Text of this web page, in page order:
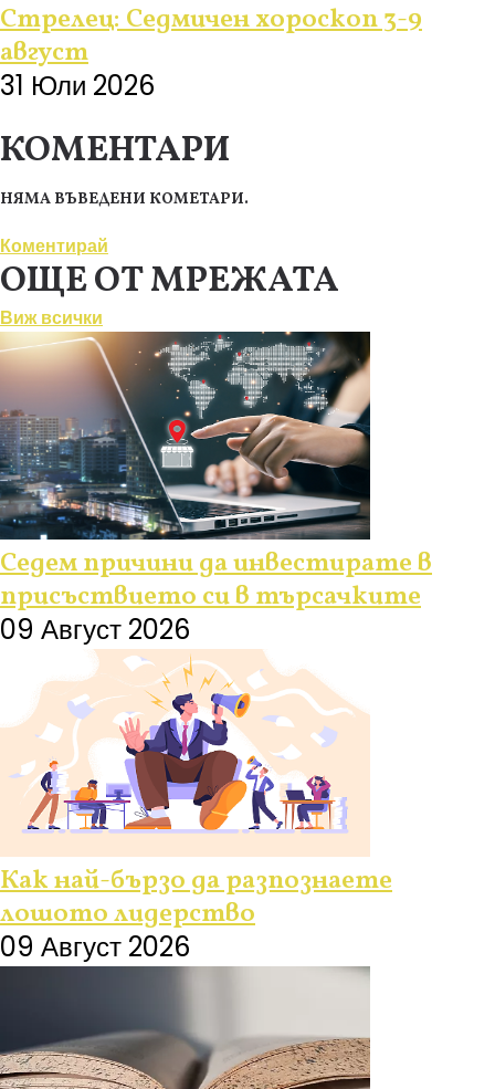
Стрелец: Седмичен хороскоп 3-9
август
31 Юли 2026
КОМЕНТАРИ
НЯМА ВЪВЕДЕНИ КОМЕТАРИ.
Коментирай
ОЩЕ ОТ МРЕЖАТА
Виж всички
Седем причини да инвестирате в
присъствието си в търсачките
09 Август 2026
Как най-бързо да разпознаете
лошото лидерство
09 Август 2026